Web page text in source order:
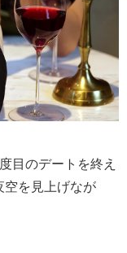
目のデートを終え
を見上げなが